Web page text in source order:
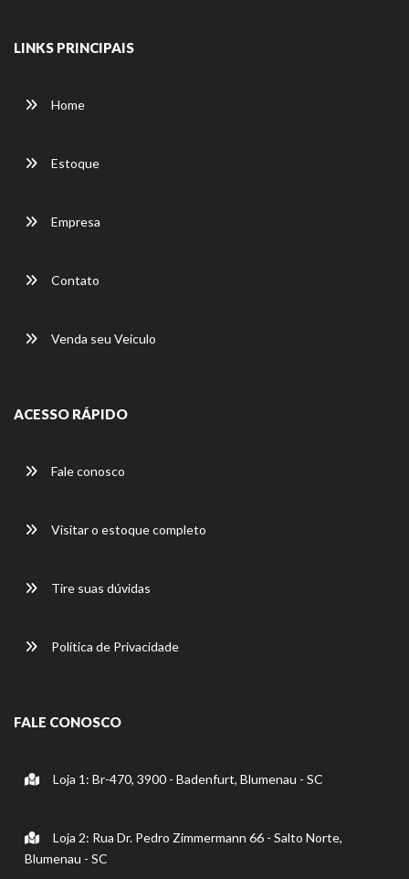
LINKS PRINCIPAIS
Home
Estoque
Empresa
Contato
Venda seu Veículo
ACESSO RÁPIDO
Fale conosco
Visitar o estoque completo
Tire suas dúvidas
Política de Privacidade
FALE CONOSCO
Loja 1: Br-470, 3900 - Badenfurt, Blumenau - SC
Loja 2: Rua Dr. Pedro Zimmermann 66 - Salto Norte,
Blumenau - SC